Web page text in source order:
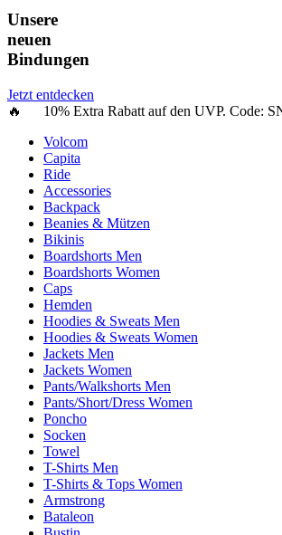
Unsere
neuen
Bindungen
Jetzt entdecken
🔥 10% Extra Rabatt auf den UVP. Code:
Volcom
Capita
Ride
Accessories
Backpack
Beanies & Mützen
Bikinis
Boardshorts Men
Boardshorts Women
Caps
Hemden
Hoodies & Sweats Men
Hoodies & Sweats Women
Jackets Men
Jackets Women
Pants/Walkshorts Men
Pants/Short/Dress Women
Poncho
Socken
Towel
T-Shirts Men
T-Shirts & Tops Women
Armstrong
Bataleon